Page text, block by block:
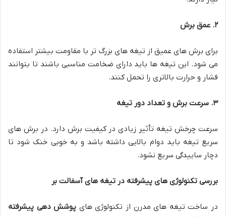
۲. عمق برش
برای برش های عمیق از تیغه های بزرگ تر با مقاومت بیشتر استفاده
می شود. این تیغه ها باید دارای ضخامت مناسبی باشند تا بتوانند
فشار و حرارت بالاتری را تحمل کنند.
۳. سرعت برش و تعداد دور تیغه
سرعت چرخش تیغه تأثیر زیادی در کیفیت برش دارد. در برش های
سریع تیغه باید دوام بالایی داشته باشد و به خوبی خنک شود تا
دچار ساییدگی سریع نشود.
بررسی تکنولوژی های پیشرفته در تیغه های آسفالت بر
در ساخت تیغه های مدرن از تکنولوژی های پوشش دهی پیشرفته